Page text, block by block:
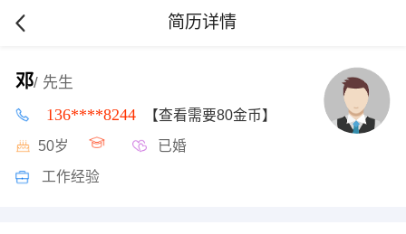
简历详情
邓/ 先生
136****8244 【查看需要80金币】
50岁 已婚
工作经验